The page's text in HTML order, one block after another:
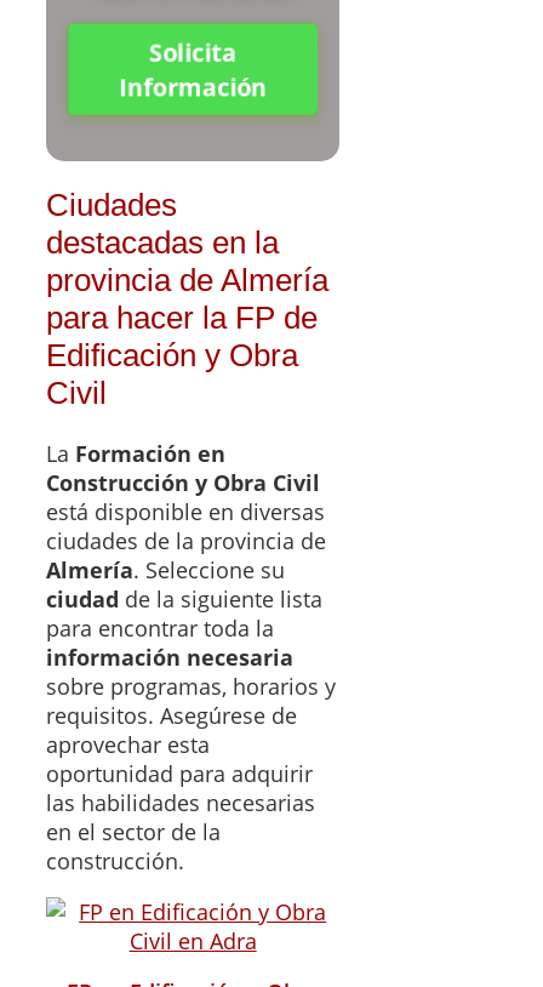
Solicita
Información
Ciudades
destacadas en la
provincia de Almería
para hacer la FP de
Edificación y Obra
Civil
La Formación en
Construcción y Obra Civil
está disponible en diversas
ciudades de la provincia de
Almería. Seleccione su
ciudad de la siguiente lista
para encontrar toda la
información necesaria
sobre programas, horarios y
requisitos. Asegúrese de
aprovechar esta
oportunidad para adquirir
las habilidades necesarias
en el sector de la
construcción.